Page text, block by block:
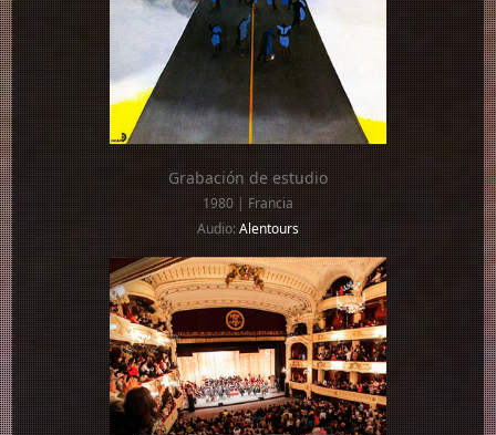
Grabación de estudio
1980 | Francia
Audio:Alentours